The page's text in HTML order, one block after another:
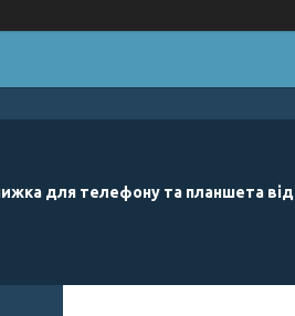
для телефону та планшета від